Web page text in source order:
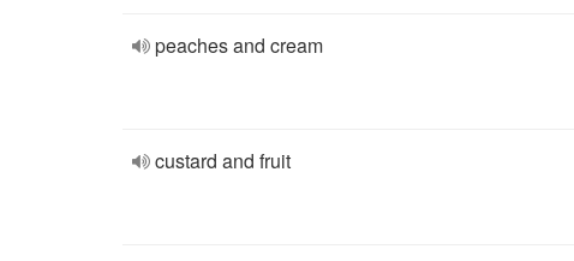
peaches and cream
custard and fruit